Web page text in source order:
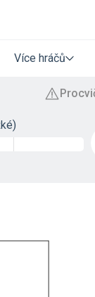
Více hráčů